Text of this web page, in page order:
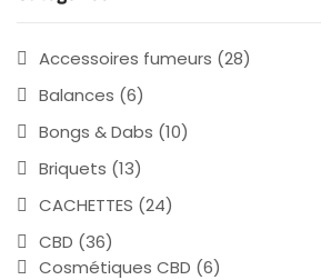
Accessoires fumeurs (28)
Balances (6)
Bongs & Dabs (10)
Briquets (13)
CACHETTES (24)
CBD (36)
Cosmétiques CBD (6)